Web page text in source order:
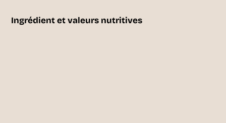
Ingrédient et valeurs nutritives